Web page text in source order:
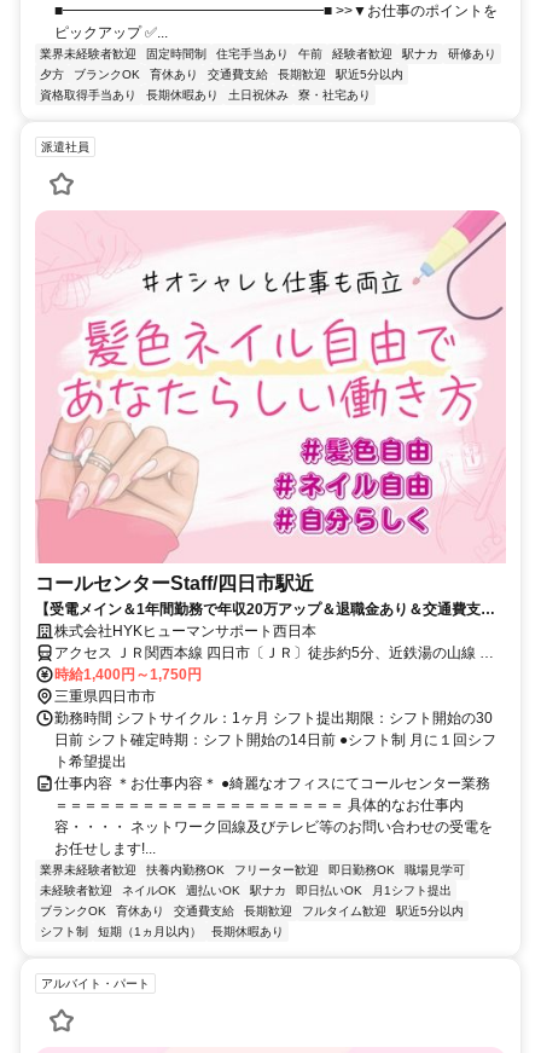
■━━━━━━━━━━━━━━━━━━■ >>▼お仕事のポイントを
ピックアップ ✅...
業界未経験者歓迎 固定時間制 住宅手当あり 午前 経験者歓迎 駅ナカ
研修あり
夕方
ブランクOK 育休あり 交通費支給 長期歓迎
駅近5分以内
資格取得手当あり
長期休暇あり 土日祝休み 寮・社宅あり
派遣社員
コールセンターStaff/四日市駅近
【受電メイン＆1年間勤務で年収20万アップ＆退職金あり＆交通費支
給】＋【職場環境が良く定着率が90％以上】
株式会社HYKヒューマンサポート西日本
アクセス ＪＲ関西本線 四日市〔ＪＲ〕徒歩約5分、近鉄湯の山線 近
鉄四日市東口徒歩約10分、四日市あすなろう鉄道内部線 あすなろう
四日市徒歩約12分 ●四日市駅から徒歩で8分
時給1,400円～1,750円
三重県四日市市
勤務時間 シフトサイクル：1ヶ月 シフト提出期限：シフト開始の30
日前 シフト確定時期：シフト開始の14日前 ●シフト制 月に１回シフ
ト希望提出
仕事内容 ＊お仕事内容＊ ●綺麗なオフィスにてコールセンター業務
＝＝＝＝＝＝＝＝＝＝＝＝＝＝＝＝＝＝＝＝ 具体的なお仕事内
容・・・・ ネットワーク回線及びテレビ等のお問い合わせの受電を
お任せします!...
業界未経験者歓迎 扶養内勤務OK フリーター歓迎 即日勤務OK
職場見学可
未経験者歓迎
ネイルOK 週払いOK 駅ナカ 即日払いOK
月1シフト提出
ブランクOK
育休あり 交通費支給 長期歓迎 フルタイム歓迎
駅近5分以内
シフト制
短期（1ヵ月以内） 長期休暇あり
アルバイト・パート